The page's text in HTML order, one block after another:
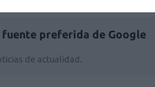
fuente preferida de Google
de actualidad.